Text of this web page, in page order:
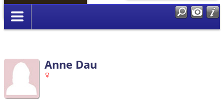
Anmelden
Anne Dau